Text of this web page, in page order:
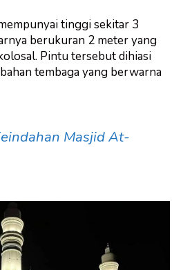
tinggi sekitar 3
berukuran 2 meter yang
Pintu tersebut dihiasi
tembaga yang berwarna
Masjid At-